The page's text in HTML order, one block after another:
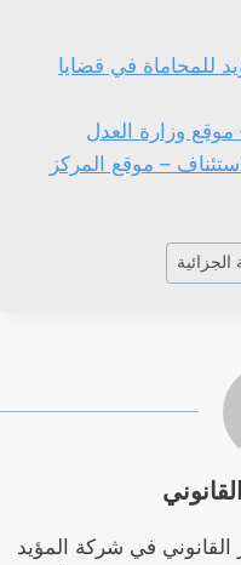
للمحاماة في قضايا
موقع وزارة العدل
– موقع المركز
في شركة المؤيد